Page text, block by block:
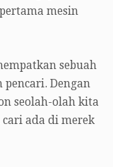
mesin
sebuah
Dengan
seolah-olah kita
ada di merek